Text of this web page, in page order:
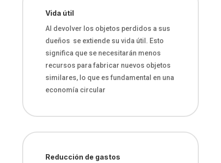
Vida útil
Al devolver los objetos perdidos a sus
dueños se extiende su vida útil. Esto
significa que se necesitarán menos
recursos para fabricar nuevos objetos
similares, lo que es fundamental en una
economía circular
Reducción de gastos